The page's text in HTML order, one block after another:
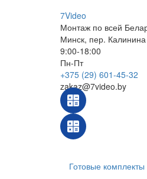
7Video
Монтаж по всей
Минск, пер.
9:00-18:00
Пн-Пт
+375 (29) 601-45-32
zakaz@7video.by
Готовые комплекты